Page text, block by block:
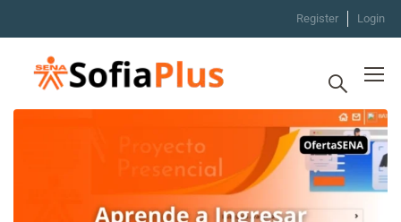
Register Login